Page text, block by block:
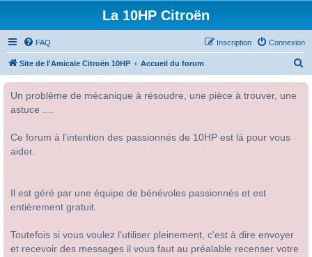
La 10HP Citroën
FAQ Connexion
Inscription
Site de l'Amicale Citroën 10HP Accueil du forum
Un problème de mécanique à résoudre, une pièce à trouver, une
astuce ....
Ce forum à l'intention des passionnés de 10HP est là pour vous
aider.
Il est géré par une équipe de bénévoles passionnés et est
entièrement gratuit.
Toutefois si vous voulez l'utiliser pleinement, c'est à dire envoyer
et recevoir des messages il vous faut au préalable recenser votre